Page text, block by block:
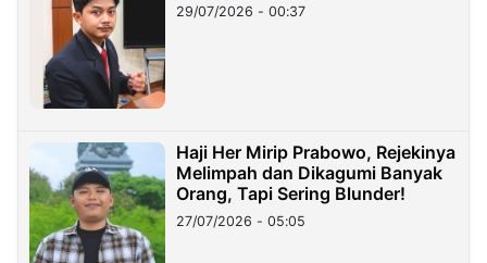
29/07/2026 - 00:37
Haji Her Mirip Prabowo, Rejekinya
Melimpah dan Dikagumi Banyak
Orang, Tapi Sering Blunder!
27/07/2026 - 05:05